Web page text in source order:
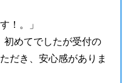
！
。」
初めてでしたが受付の
だき、安心感がありま